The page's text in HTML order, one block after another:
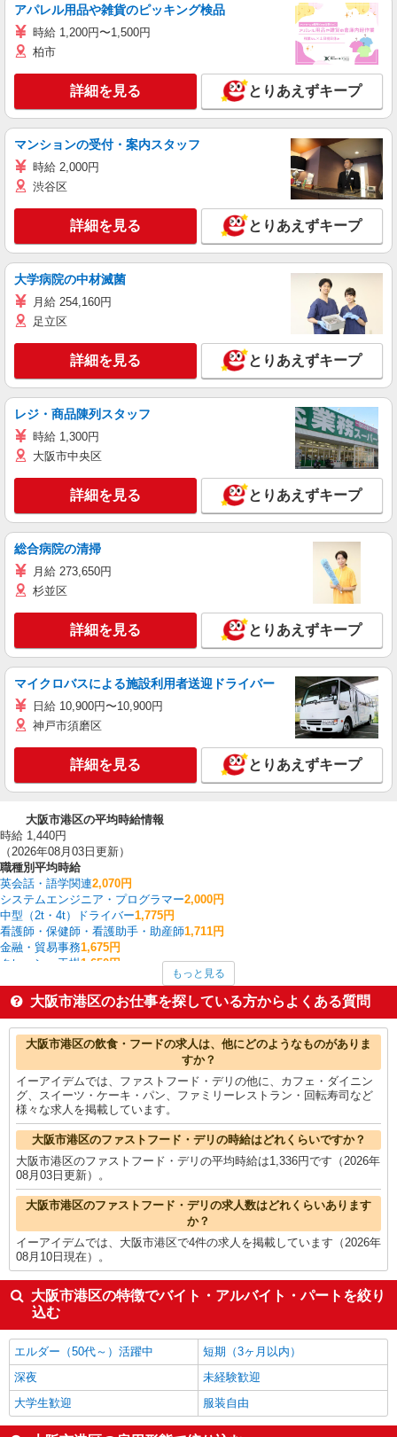
アパレル用品や雑貨のピッキング検品
時給 1,200円〜1,500円
柏市
詳細を見る とりあえずキープ
マンションの受付・案内スタッフ
時給 2,000円
渋谷区
詳細を見る とりあえずキープ
大学病院の中材滅菌
月給 254,160円
足立区
詳細を見る とりあえずキープ
レジ・商品陳列スタッフ
時給 1,300円
大阪市中央区
詳細を見る とりあえずキープ
総合病院の清掃
月給 273,650円
杉並区
詳細を見る とりあえずキープ
マイクロバスによる施設利用者送迎ドライバー
日給 10,900円〜10,900円
神戸市須磨区
詳細を見る とりあえずキープ
大阪市港区の平均時給情報
時給 1,440円
（2026年08月03日更新）
職種別平均時給
英会話・語学関連2,070円
システムエンジニア・プログラマー2,000円
中型（2t・4t）ドライバー1,775円
看護師・保健師・看護助手・助産師1,711円
金融・貿易事務1,675円
クレーン・玉掛1,650円
経理・人事・労務・総務・法務1,520円
栄養士・管理栄養士1,500円
作業療法士・理学療法士・言語聴覚士・視能訓練士1,485円
大阪市港区の他の職種の平均時給を見る
もっと見る
大阪市港区のお仕事を探している方からよくある質問
大阪市港区の飲食・フードの求人は、他にどのようなものがありま
すか？
イーアイデムでは、ファストフード・デリの他に、カフェ・ダイニン
グ、スイーツ・ケーキ・パン、ファミリーレストラン・回転寿司など
様々な求人を掲載しています。
大阪市港区のファストフード・デリの時給はどれくらいですか？
大阪市港区のファストフード・デリの平均時給は1,336円です（2026年
08月03日更新）。
大阪市港区のファストフード・デリの求人数はどれくらいあります
か？
イーアイデムでは、大阪市港区で4件の求人を掲載しています（2026年
08月10日現在）。
大阪市港区の特徴でバイト・アルバイト・パートを絞り
込む
エルダー（50代～）活躍中
短期（3ヶ月以内）
深夜
未経験歓迎
大学生歓迎
服装自由